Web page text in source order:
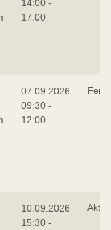
14:00 -
17:00
07.09.2026
09:30 -
12:00
10.09.2026
15:30 -